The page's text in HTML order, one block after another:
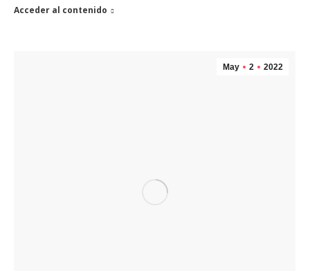
Acceder al contenido
May 2 2022